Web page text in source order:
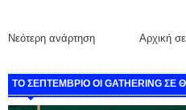
Νεότερη ανάρτηση Αρχική
ΤΟ ΣΕΠΤΕΜΒΡΙΟ ΟΙ GATHERING